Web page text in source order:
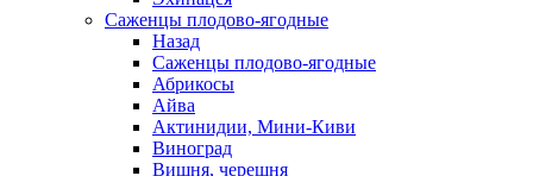
Саженцы плодово-ягодные
Назад
Саженцы плодово-ягодные
Абрикосы
Айва
Актинидии, Мини-Киви
Виноград
Вишня, черешня